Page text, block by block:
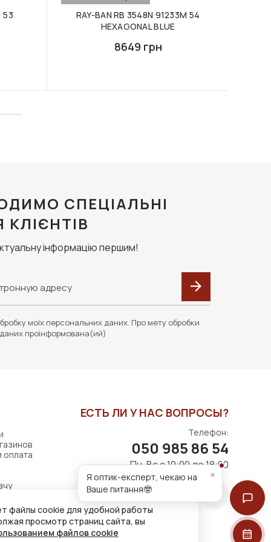
53
RAY-BAN RB 3548N 91233M 54
HEXAGONAL BLUE
8649 грн
СПЕЦІАЛЬНІ
КЛІЄНТІВ
інформацію першим!
моїх персональних даних. Про мету обробки
проінформована(ий)
файлы cookie для удобной работы
просмотр страниц сайта, вы
файлов cookie
оплата
ЕСТЬ ЛИ У НАС ВОПРОСЫ?
Телефон:
050 985 86 54
Пн-Вс с 10:00 до 18:00
Я оптик-експерт, чекаю на
Ваше питання🤓
×